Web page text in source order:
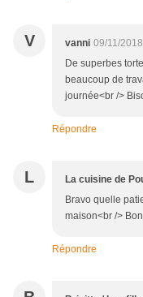
V vanni 09/11/
De superbes
beaucoup de
journée<br />
Répondre
L La cuisine de
Bravo quelle
maison<br />
Répondre